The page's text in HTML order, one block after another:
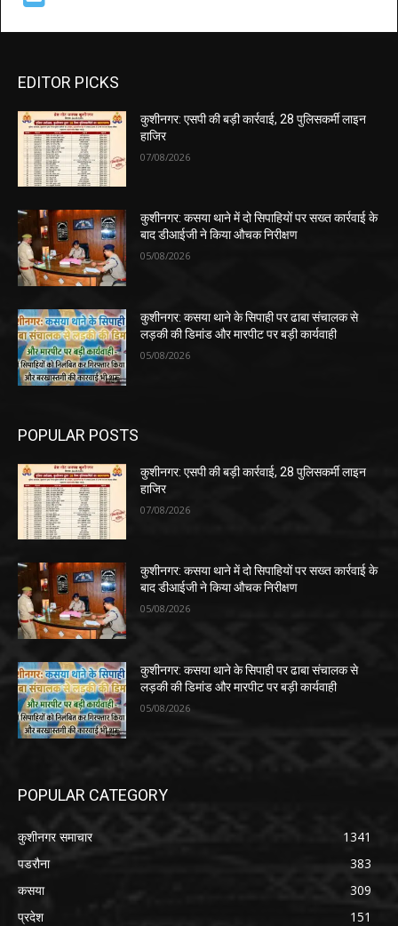
EDITOR PICKS
कुशीनगर: एसपी की बड़ी कार्रवाई, 28 पुलिसकर्मी लाइन
हाजिर
07/08/2026
कुशीनगर: कसया थाने में दो सिपाहियों पर सख्त कार्रवाई के
बाद डीआईजी ने किया औचक निरीक्षण
05/08/2026
कुशीनगर: कसया थाने के सिपाही पर ढाबा संचालक से
लड़की की डिमांड और मारपीट पर बड़ी कार्यवाही
05/08/2026
POPULAR POSTS
कुशीनगर: एसपी की बड़ी कार्रवाई, 28 पुलिसकर्मी लाइन
हाजिर
07/08/2026
कुशीनगर: कसया थाने में दो सिपाहियों पर सख्त कार्रवाई के
बाद डीआईजी ने किया औचक निरीक्षण
05/08/2026
कुशीनगर: कसया थाने के सिपाही पर ढाबा संचालक से
लड़की की डिमांड और मारपीट पर बड़ी कार्यवाही
05/08/2026
POPULAR CATEGORY
कुशीनगर समाचार
1341
पडरौना
383
कसया
309
प्रदेश
151